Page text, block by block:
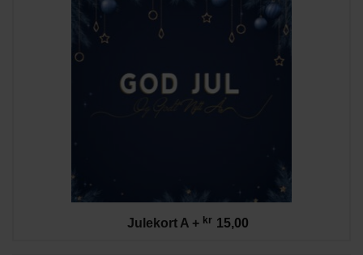
Julekort A + kr 15,00